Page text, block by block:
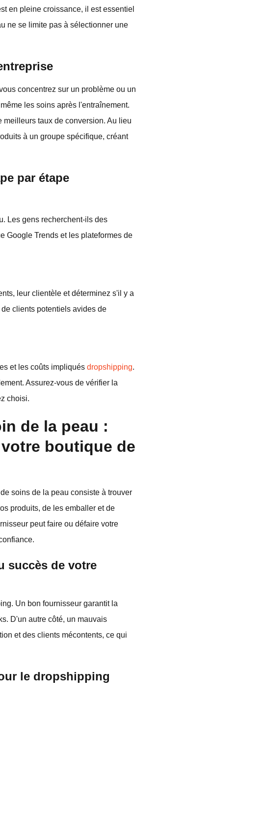
en pleine croissance, il est essentiel
ne se limite pas à sélectionner une
concentrez sur un problème ou un
les soins après l'entraînement.
taux de conversion. Au lieu
à un groupe spécifique, créant
par étape
Les gens recherchent-ils des
Google Trends et les plateformes de
leur clientèle et déterminez s'il y a
clients potentiels avides de
et les coûts impliqués dropshipping.
Assurez-vous de vérifier la
choisi.
de la peau :
boutique de
soins de la peau consiste à trouver
produits, de les emballer et de
peut faire ou défaire votre
succès de votre
Un bon fournisseur garantit la
D'un autre côté, un mauvais
et des clients mécontents, ce qui
le dropshipping